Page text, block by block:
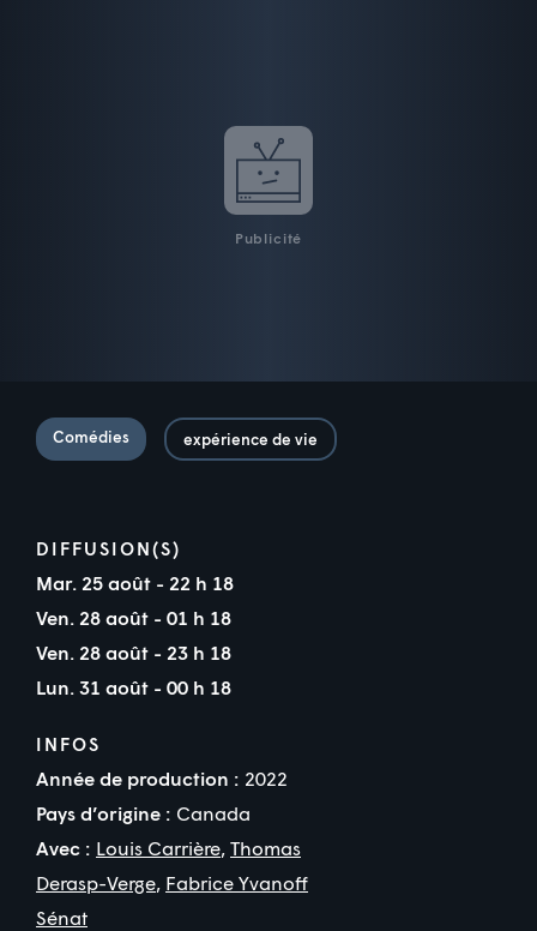
Publicité
Comédies expérience de vie
DIFFUSION(S)
Mar. 25 août - 22 h 18
Ven. 28 août - 01 h 18
Ven. 28 août - 23 h 18
Lun. 31 août - 00 h 18
INFOS
Année de production : 2022
Pays d’origine : Canada
Avec : Louis Carrière, Thomas
Derasp-Verge, Fabrice Yvanoff
Sénat